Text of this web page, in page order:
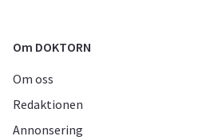
Om DOKTORN
Om oss
Redaktionen
Annonsering